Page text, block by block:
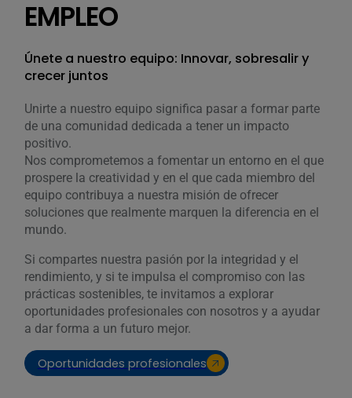
EMPLEO
Únete a nuestro equipo: Innovar, sobresalir y
crecer juntos
Unirte a nuestro equipo significa pasar a formar parte
de una comunidad dedicada a tener un impacto
positivo.
Nos comprometemos a fomentar un entorno en el que
prospere la creatividad y en el que cada miembro del
equipo contribuya a nuestra misión de ofrecer
soluciones que realmente marquen la diferencia en el
mundo.
Si compartes nuestra pasión por la integridad y el
rendimiento, y si te impulsa el compromiso con las
prácticas sostenibles, te invitamos a explorar
oportunidades profesionales con nosotros y a ayudar
a dar forma a un futuro mejor.
Oportunidades profesionales